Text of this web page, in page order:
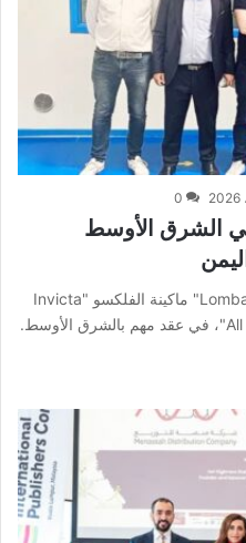
0
الشرق الأوسط
ركّبت "Lombardi Converting Machinery" ماكينة الفلكسو "Invicta